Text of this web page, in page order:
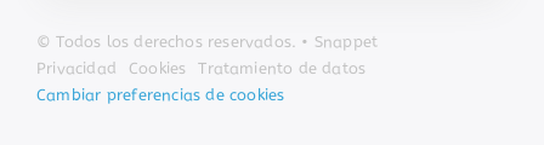
© Todos los derechos reservados. • Snappet
Privacidad
Cookies Tratamiento de datos
Cambiar preferencias de cookies